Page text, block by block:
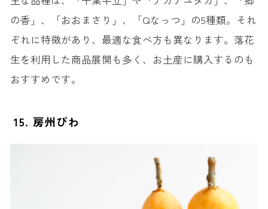
の香」、「おおまさり」、「Qなっつ」の5種類。それ
ぞれに特徴があり、最適な食べ方も異なります。落花
生を利用した商品展開も多く、お土産に購入するのも
おすすめです。
15. 房州びわ